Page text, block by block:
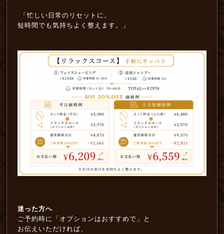
「忙しい日常のリセットに。
短時間でも気持ちよく整えます。」
迷った方へ
ご予約時に「オプションはおすすめで」と
お伝えいただければ、